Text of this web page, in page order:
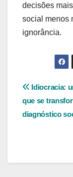
decisões
social menos
ignorância.
de
Idiocracia:
que se
diagnóstico